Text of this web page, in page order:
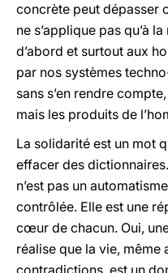
concrète peut dépasser
ne s’applique pas qu’à
d’abord et surtout aux
par nos systèmes
sans s’en rendre
mais les produits de
La solidarité est un mot
effacer des
n’est pas un
contrôlée. Elle est une
cœur de chacun. Oui,
réalise que la vie, même
contradictions, est un